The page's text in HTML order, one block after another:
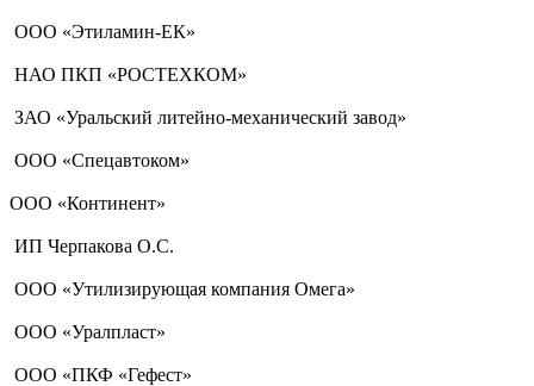
ООО «Этиламин-ЕК»
НАО ПКП «РОСТЕХКОМ»
ЗАО «Уральский литейно-механический завод»
ООО «Спецавтоком»
ООО «Континент»
ИП Черпакова О.С.
ООО «Утилизирующая компания Омега»
ООО «Уралпласт»
ООО «ПКФ «Гефест»